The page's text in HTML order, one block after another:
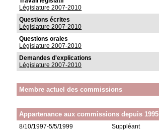
Législature 2007-2010
Questions écrites
Législature 2007-2010
Questions orales
Législature 2007-2010
Demandes d'explications
Législature 2007-2010
Membre actuel des commissions
Appartenance aux commissions depuis 1995
8/10/1997-5/5/1999 Suppléant